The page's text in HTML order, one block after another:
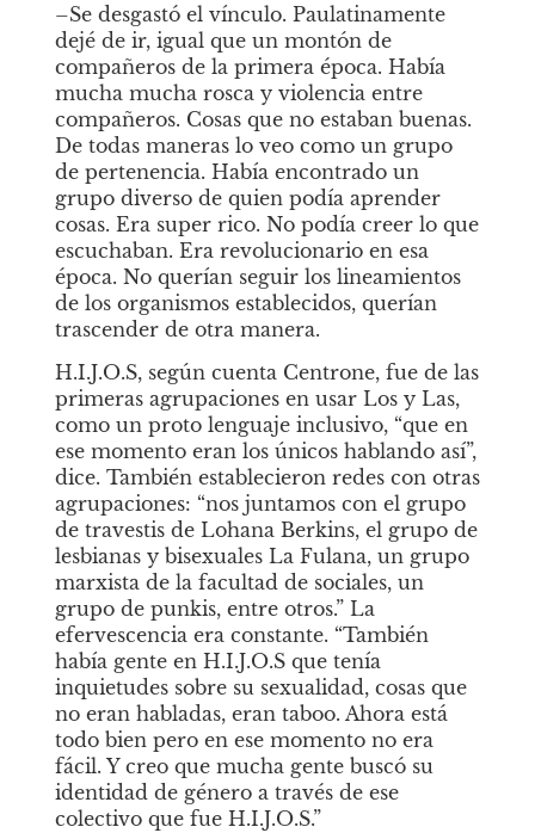
–Se desgastó el vínculo. Paulatinamente
dejé de ir, igual que un montón de
compañeros de la primera época. Había
mucha mucha rosca y violencia entre
compañeros. Cosas que no estaban buenas.
De todas maneras lo veo como un grupo
de pertenencia. Había encontrado un
grupo diverso de quien podía aprender
cosas. Era super rico. No podía creer lo que
escuchaban. Era revolucionario en esa
época. No querían seguir los lineamientos
de los organismos establecidos, querían
trascender de otra manera.
H.I.J.O.S, según cuenta Centrone, fue de las
primeras agrupaciones en usar Los y Las,
como un proto lenguaje inclusivo, “que en
ese momento eran los únicos hablando así”,
dice. También establecieron redes con otras
agrupaciones: “nos juntamos con el grupo
de travestis de Lohana Berkins, el grupo de
lesbianas y bisexuales La Fulana, un grupo
marxista de la facultad de sociales, un
grupo de punkis, entre otros.” La
efervescencia era constante. “También
había gente en H.I.J.O.S que tenía
inquietudes sobre su sexualidad, cosas que
no eran habladas, eran taboo. Ahora está
todo bien pero en ese momento no era
fácil. Y creo que mucha gente buscó su
identidad de género a través de ese
colectivo que fue H.I.J.O.S.”